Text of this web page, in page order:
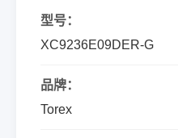
型号：
XC9236E09DER-G
品牌：
Torex